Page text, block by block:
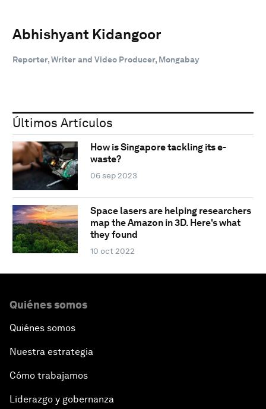
Abhishyant Kidangoor
Reporter, Writer and Video Producer, Mongabay
Últimos Artículos
How is Singapore tackling its e-
waste?
06 sep 2023
Space lasers are helping researchers
map the Amazon in 3D. Here's what
they found
10 oct 2022
Quiénes somos
Quiénes somos
Nuestra estrategia
Cómo trabajamos
Liderazgo y gobernanza